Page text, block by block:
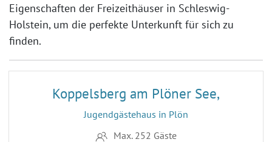
Eigenschaften der Freizeithäuser in Schleswig-
Holstein, um die perfekte Unterkunft für sich zu
finden.
16
Koppelsberg am Plöner See,
Jugendgästehaus in Plön
Max. 252 Gäste